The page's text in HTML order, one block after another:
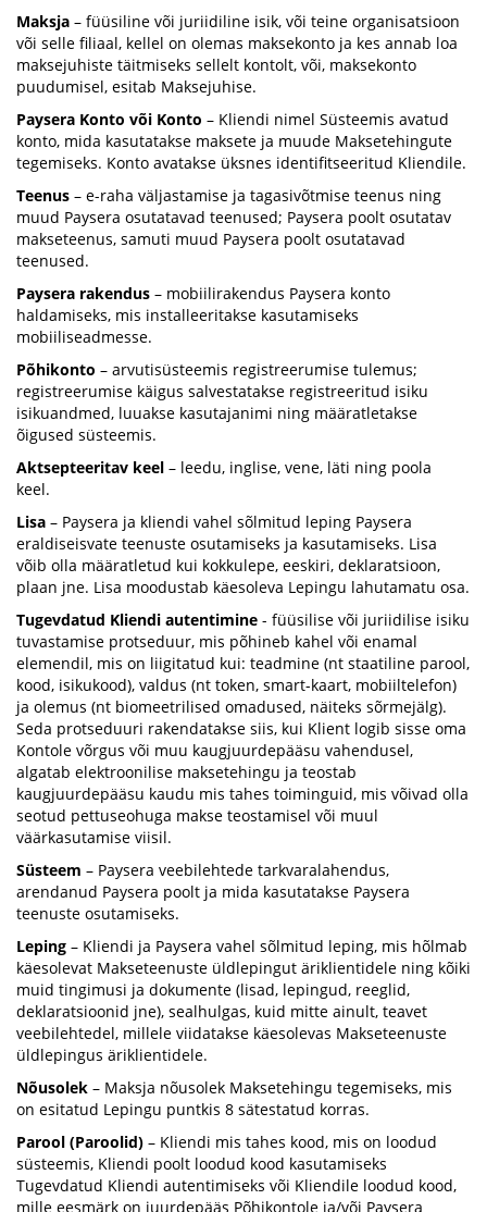
Maksja – füüsiline või juriidiline isik, või teine organisatsioon
või selle filiaal, kellel on olemas maksekonto ja kes annab loa
maksejuhiste täitmiseks sellelt kontolt, või, maksekonto
puudumisel, esitab Maksejuhise.
Paysera Konto või Konto – Kliendi nimel Süsteemis avatud
konto, mida kasutatakse maksete ja muude Maksetehingute
tegemiseks. Konto avatakse üksnes identifitseeritud Kliendile.
Teenus – e-raha väljastamise ja tagasivõtmise teenus ning
muud Paysera osutatavad teenused; Paysera poolt osutatav
makseteenus, samuti muud Paysera poolt osutatavad
teenused.
Paysera rakendus – mobiilirakendus Paysera konto
haldamiseks, mis installeeritakse kasutamiseks
mobiiliseadmesse.
Põhikonto – arvutisüsteemis registreerumise tulemus;
registreerumise käigus salvestatakse registreeritud isiku
isikuandmed, luuakse kasutajanimi ning määratletakse
õigused süsteemis.
Aktsepteeritav keel – leedu, inglise, vene, läti ning poola
keel.
Lisa – Paysera ja kliendi vahel sõlmitud leping Paysera
eraldiseisvate teenuste osutamiseks ja kasutamiseks. Lisa
võib olla määratletud kui kokkulepe, eeskiri, deklaratsioon,
plaan jne. Lisa moodustab käesoleva Lepingu lahutamatu osa.
Tugevdatud Kliendi autentimine - füüsilise või juriidilise isiku
tuvastamise protseduur, mis põhineb kahel või enamal
elemendil, mis on liigitatud kui: teadmine (nt staatiline parool,
kood, isikukood), valdus (nt token, smart-kaart, mobiiltelefon)
ja olemus (nt biomeetrilised omadused, näiteks sõrmejälg).
Seda protseduuri rakendatakse siis, kui Klient logib sisse oma
Kontole võrgus või muu kaugjuurdepääsu vahendusel,
algatab elektroonilise maksetehingu ja teostab
kaugjuurdepääsu kaudu mis tahes toiminguid, mis võivad olla
seotud pettuseohuga makse teostamisel või muul
väärkasutamise viisil.
Süsteem – Paysera veebilehtede tarkvaralahendus,
arendanud Paysera poolt ja mida kasutatakse Paysera
teenuste osutamiseks.
Leping – Kliendi ja Paysera vahel sõlmitud leping, mis hõlmab
käesolevat Makseteenuste üldlepingut äriklientidele ning kõiki
muid tingimusi ja dokumente (lisad, lepingud, reeglid,
deklaratsioonid jne), sealhulgas, kuid mitte ainult, teavet
veebilehtedel, millele viidatakse käesolevas Makseteenuste
üldlepingus äriklientidele.
Nõusolek – Maksja nõusolek Maksetehingu tegemiseks, mis
on esitatud Lepingu puntkis 8 sätestatud korras.
Parool (Paroolid) – Kliendi mis tahes kood, mis on loodud
süsteemis, Kliendi poolt loodud kood kasutamiseks
Tugevdatud Kliendi autentimiseks või Kliendile loodud kood,
mille eesmärk on juurdepääs Põhikontole ja/või Paysera